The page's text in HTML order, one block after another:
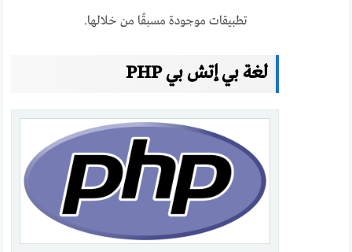
تطبيقات موجودة مسبقًا من خلالها.
لغة بي إتش بي PHP